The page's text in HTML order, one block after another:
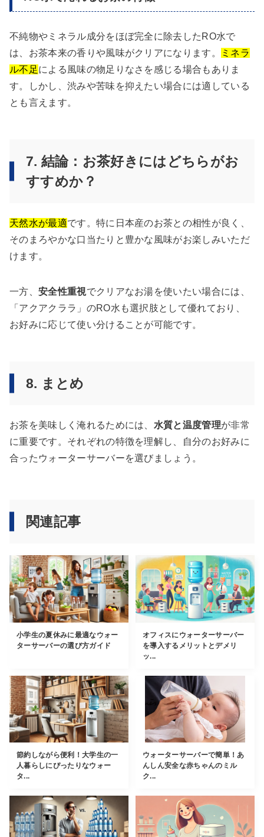
不純物やミネラル成分をほぼ完全に除去したRO水で
は、お茶本来の香りや風味がクリアになります。
ミネラ
ル不足による風味の物足りなさを感じる場合もありま
す。しかし、渋みや苦味を抑えたい場合には適している
とも言えます。
7. 結論：お茶好きにはどちらがお
すすめか？
天然水が最適です。特に日本産のお茶との相性が良く、
そのまろやかな口当たりと豊かな風味がお楽しみいただ
けます。
一方、 安全性重視でクリアなお湯を使いたい場合には、
「アクアクララ」のRO水も選択肢として優れており、
お好みに応じて使い分けることが可能です。
8. まとめ
お茶を美味しく淹れるためには、 水質と温度管理が非常
に重要です。それぞれの特徴を理解し、自分のお好みに
合ったウォーターサーバーを選びましょう。
関連記事
小学生の夏休みに最適なウォー
ターサーバーの選び方ガイド
オフィスにウォーターサーバー
を導入するメリットとデメリ
ッ...
節約しながら便利！大学生の一
人暮らしにぴったりなウォー
タ...
ウォーターサーバーで簡単！あ
んしん安全な赤ちゃんのミル
ク...